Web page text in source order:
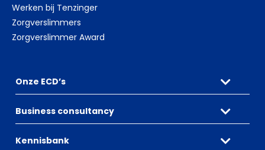
Werken bij Tenzinger
Zorgverslimmers
Zorgverslimmer Award
Onze ECD’s
Business consultancy
Kennisbank